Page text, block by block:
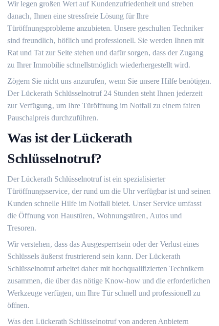
Wir legen großen Wert auf Kundenzufriedenheit und streben
danach‚ Ihnen eine stressfreie Lösung für Ihre
Türöffnungsprobleme anzubieten.​ Unsere geschulten Techniker
sind freundlich‚ höflich und professionell. Sie werden Ihnen mit
Rat und Tat zur Seite stehen und dafür sorgen‚ dass der Zugang
zu Ihrer Immobilie schnellstmöglich wiederhergestellt wird.
Zögern Sie nicht uns anzurufen‚ wenn Sie unsere Hilfe benötigen.​
Der Lückerath Schlüsselnotruf 24 Stunden steht Ihnen jederzeit
zur Verfügung‚ um Ihre Türöffnung im Notfall zu einem fairen
Pauschalpreis durchzuführen.​
Was ist der Lückerath
Schlüsselnotruf?​
Der Lückerath Schlüsselnotruf ist ein spezialisierter
Türöffnungsservice‚ der rund um die Uhr verfügbar ist und seinen
Kunden schnelle Hilfe im Notfall bietet. Unser Service umfasst
die Öffnung von Haustüren‚ Wohnungstüren‚ Autos und
Tresoren.
Wir verstehen‚ dass das Ausgesperrtsein oder der Verlust eines
Schlüssels äußerst frustrierend sein kann. Der Lückerath
Schlüsselnotruf arbeitet daher mit hochqualifizierten Technikern
zusammen‚ die über das nötige Know-how und die erforderlichen
Werkzeuge verfügen‚ um Ihre Tür schnell und professionell zu
öffnen.
Was den Lückerath Schlüsselnotruf von anderen Anbietern